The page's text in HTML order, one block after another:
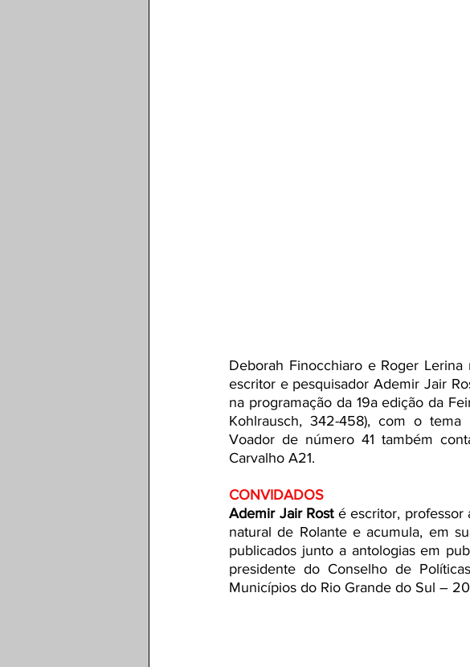
Deborah Finocchiaro e Roger
escritor e pesquisador Ademir Jair
na programação da 19a edição da
Kohlrausch, 342-458), com o tema
Voador de número 41 também
Carvalho A21.
CONVIDADOS
Ademir Jair Rost é escritor, professor
natural de Rolante e acumula, em
publicados junto a antologias em
presidente do Conselho de
Municípios do Rio Grande do Sul –